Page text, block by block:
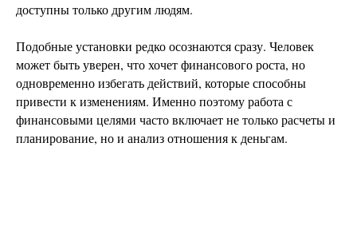
доступны только другим людям.
Подобные установки редко осознаются сразу. Человек
может быть уверен, что хочет финансового роста, но
одновременно избегать действий, которые способны
привести к изменениям. Именно поэтому работа с
финансовыми целями часто включает не только расчеты и
планирование, но и анализ отношения к деньгам.